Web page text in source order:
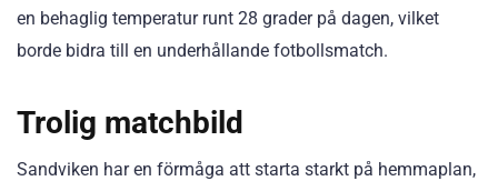
en behaglig temperatur runt 28 grader på dagen, vilket
borde bidra till en underhållande fotbollsmatch.
Trolig matchbild
Sandviken har en förmåga att starta starkt på hemmaplan,